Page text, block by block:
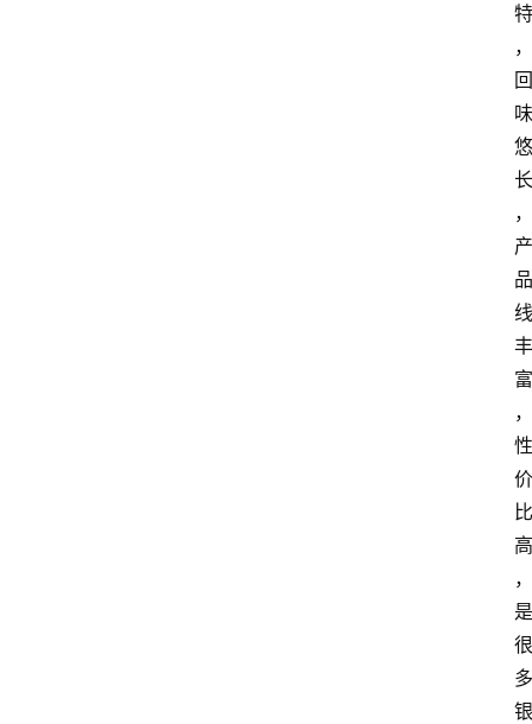
特
，
回
味
悠
长
，
产
品
线
丰
富
，
性
价
比
高
，
是
很
多
银